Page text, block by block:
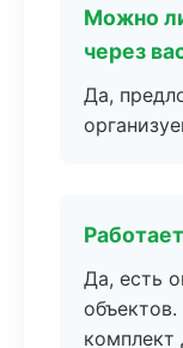
Можно
через
Да,
Да, есть
комплект